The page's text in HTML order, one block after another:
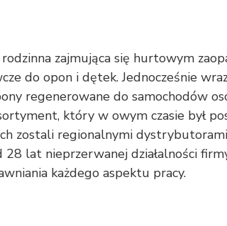
zajmująca się hurtowym
do opon i dętek. Jednocześnie
regenerowane do samochodów
który w owym czasie był
zostali regionalnymi
lat nieprzerwanej działalności
każdego aspektu pracy.